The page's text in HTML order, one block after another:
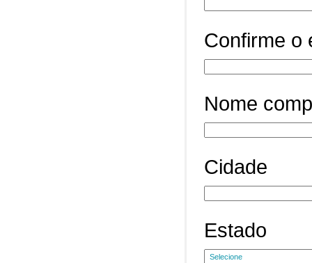
Confirme o
Nome
Cidade
Estado